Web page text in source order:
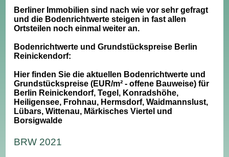
Berliner Immobilien sind nach wie vor sehr gefragt
und die Bodenrichtwerte steigen in fast allen
Ortsteilen noch einmal weiter an.
Bodenrichtwerte und Grundstückspreise Berlin
Reinickendorf:
Hier finden Sie die aktuellen Bodenrichtwerte und
Grundstückspreise (EUR/m² - offene Bauweise) für
Berlin Reinickendorf, Tegel, Konradshöhe,
Heiligensee, Frohnau, Hermsdorf, Waidmannslust,
Lübars, Wittenau, Märkisches Viertel und
Borsigwalde
BRW 2021